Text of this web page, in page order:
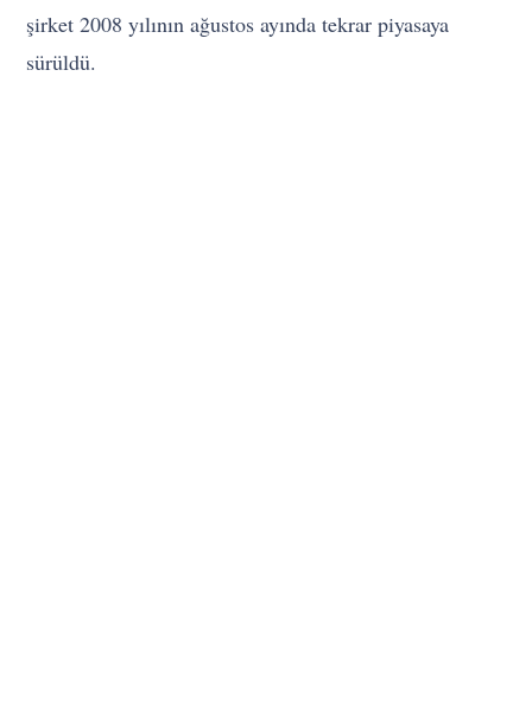
şirket 2008 yılının ağustos ayında tekrar piyasaya
sürüldü.